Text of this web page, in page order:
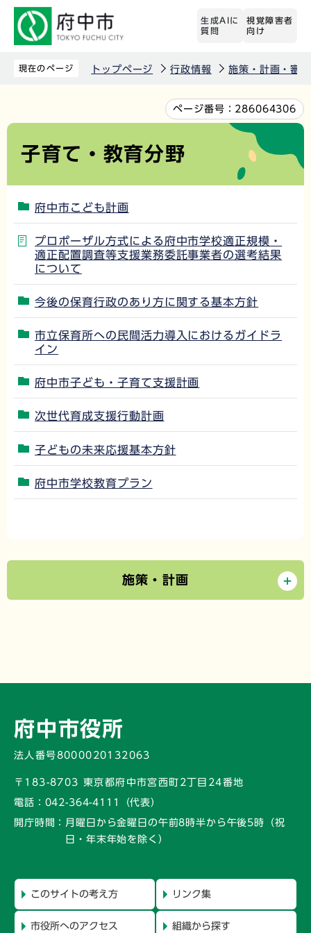
先
す
生成AIに
質問
視覚障害者
向け
現在のページ トップページ 行政情報 施策・計画・審
文
か
ページ番号： 286064306
子育て・教育分野
府中市こども計画
プロポーザル方式による府中市学校適正規模・
適正配置調査等支援業務委託事業者の選考結果
について
今後の保育行政のあり方に関する基本方針
市立保育所への民間活力導入におけるガイドラ
イン
府中市子ども・子育て支援計画
次世代育成支援行動計画
子どもの未来応援基本方針
府中市学校教育プラン
施策・計画
府中市役所
法人番号8000020132063
〒183-8703 東京都府中市宮西町2丁目24番地
電話： 042-364-4111（代表）
開庁時間： 月曜日から金曜日の午前8時半から午後5時 （祝
日・年末年始を除く）
このサイトの考え方 リンク集
市役所へのアクセス 組織から探す